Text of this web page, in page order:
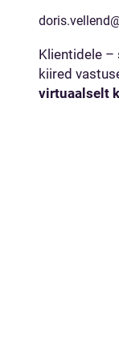
Klientidele –
kiired
virtuaalselt